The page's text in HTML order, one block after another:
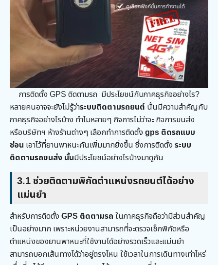
การติดตั้ง GPS ติดตามรถ มีประโยชน์กับภาคธุรกิจอย่างไร?
หลายคนอาจจะยังไม่รู้ว่าระบบติดตามรถยนต์ นั้นมีความสำคัญกับ
ภาคธุรกิจอย่างไรบ้าง ทำไมหลายๆ กิจการไม่ว่าจะ กิจการขนส่ง
หรือบริษัทฯ ห้างร้านต่างๆ เลือกทำการติดตั้ง gps ติดรถแบบ
ซ่อน เอาไว้ที่ยานพาหนะกันเพิ่มมากยิ่งขึ้น ซึ่งการติดตั้ง ระบบ
ติดตามรถขนส่ง นั้นมีประโยชน์อย่างไรบ้างมาดูกัน
3.1ช่วยติดตามพิกัดตำแหน่งรถยนต์ได้อย่าง
แม่นยำ
สำหรับการติดตั้ง GPS ติดตามรถ ในภาคธุรกิจถือว่ามีส่วนสำคัญ
เป็นอย่างมาก เพราะหน่วยงานสามารถที่จะตรวจเช็กพิกัดหรือ
ตำแหน่งของยานพาหนะที่ใช้งานได้อย่างรวดเร็วและแม่นยำ
สามารถบอกเส้นทางได้ว่าอยู่ตรงไหน ใช้เวลาในการเดินทางเท่าไหร่